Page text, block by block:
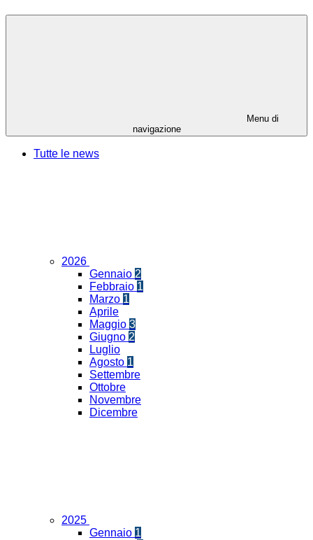
Menu di
navigazione
Tutte le news
2026
Gennaio 2
Febbraio 1
Marzo 1
Aprile
Maggio 3
Giugno 2
Luglio
Agosto 1
Settembre
Ottobre
Novembre
Dicembre
2025
Gennaio 1